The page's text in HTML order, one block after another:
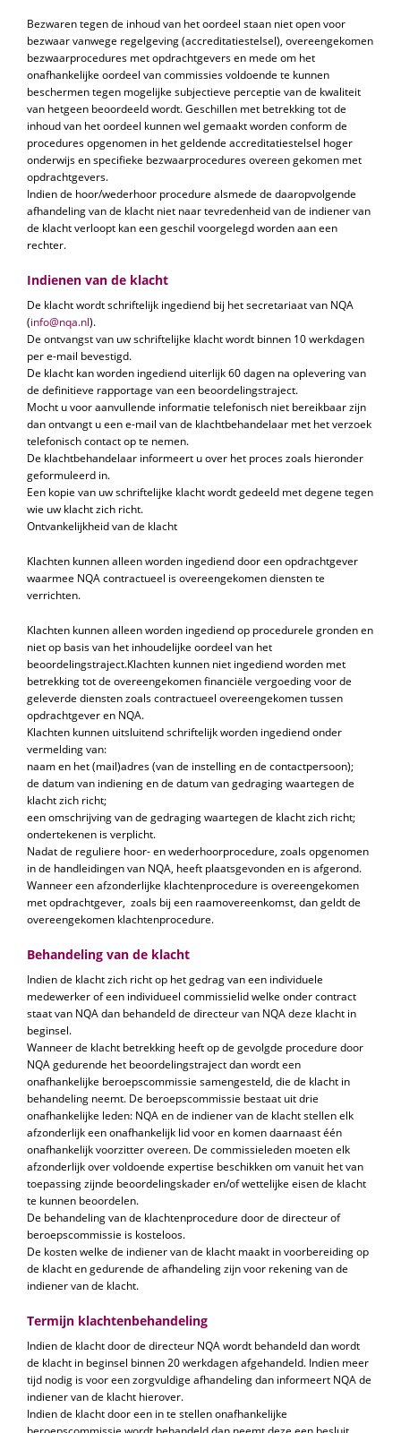
Bezwaren tegen de inhoud van het oordeel staan niet open voor
bezwaar vanwege regelgeving (accreditatiestelsel), overeengekomen
bezwaarprocedures met opdrachtgevers en mede om het
onafhankelijke oordeel van commissies voldoende te kunnen
beschermen tegen mogelijke subjectieve perceptie van de kwaliteit
van hetgeen beoordeeld wordt. Geschillen met betrekking tot de
inhoud van het oordeel kunnen wel gemaakt worden conform de
procedures opgenomen in het geldende accreditatiestelsel hoger
onderwijs en specifieke bezwaarprocedures overeen gekomen met
opdrachtgevers.
Indien de hoor/wederhoor procedure alsmede de daaropvolgende
afhandeling van de klacht niet naar tevredenheid van de indiener van
de klacht verloopt kan een geschil voorgelegd worden aan een
rechter.
Indienen van de klacht
De klacht wordt schriftelijk ingediend bij het secretariaat van NQA
(info@nqa.nl).
De ontvangst van uw schriftelijke klacht wordt binnen 10 werkdagen
per e-mail bevestigd.
De klacht kan worden ingediend uiterlijk 60 dagen na oplevering van
de definitieve rapportage van een beoordelingstraject.
Mocht u voor aanvullende informatie telefonisch niet bereikbaar zijn
dan ontvangt u een e-mail van de klachtbehandelaar met het verzoek
telefonisch contact op te nemen.
De klachtbehandelaar informeert u over het proces zoals hieronder
geformuleerd in.
Een kopie van uw schriftelijke klacht wordt gedeeld met degene tegen
wie uw klacht zich richt.
Ontvankelijkheid van de klacht
Klachten kunnen alleen worden ingediend door een opdrachtgever
waarmee NQA contractueel is overeengekomen diensten te
verrichten.
Klachten kunnen alleen worden ingediend op procedurele gronden en
niet op basis van het inhoudelijke oordeel van het
beoordelingstraject.Klachten kunnen niet ingediend worden met
betrekking tot de overeengekomen financiёle vergoeding voor de
geleverde diensten zoals contractueel overeengekomen tussen
opdrachtgever en NQA.
Klachten kunnen uitsluitend schriftelijk worden ingediend onder
vermelding van:
naam en het (mail)adres (van de instelling en de contactpersoon);
de datum van indiening en de datum van gedraging waartegen de
klacht zich richt;
een omschrijving van de gedraging waartegen de klacht zich richt;
ondertekenen is verplicht.
Nadat de reguliere hoor- en wederhoorprocedure, zoals opgenomen
in de handleidingen van NQA, heeft plaatsgevonden en is afgerond.
Wanneer een afzonderlijke klachtenprocedure is overeengekomen
met opdrachtgever, zoals bij een raamovereenkomst, dan geldt de
overeengekomen klachtenprocedure.
Behandeling van de klacht
Indien de klacht zich richt op het gedrag van een individuele
medewerker of een individueel commissielid welke onder contract
staat van NQA dan behandeld de directeur van NQA deze klacht in
beginsel.
Wanneer de klacht betrekking heeft op de gevolgde procedure door
NQA gedurende het beoordelingstraject dan wordt een
onafhankelijke beroepscommissie samengesteld, die de klacht in
behandeling neemt. De beroepscommissie bestaat uit drie
onafhankelijke leden: NQA en de indiener van de klacht stellen elk
afzonderlijk een onafhankelijk lid voor en komen daarnaast één
onafhankelijk voorzitter overeen. De commissieleden moeten elk
afzonderlijk over voldoende expertise beschikken om vanuit het van
toepassing zijnde beoordelingskader en/of wettelijke eisen de klacht
te kunnen beoordelen.
De behandeling van de klachtenprocedure door de directeur of
beroepscommissie is kosteloos.
De kosten welke de indiener van de klacht maakt in voorbereiding op
de klacht en gedurende de afhandeling zijn voor rekening van de
indiener van de klacht.
Termijn klachtenbehandeling
Indien de klacht door de directeur NQA wordt behandeld dan wordt
de klacht in beginsel binnen 20 werkdagen afgehandeld. Indien meer
tijd nodig is voor een zorgvuldige afhandeling dan informeert NQA de
indiener van de klacht hierover.
Indien de klacht door een in te stellen onafhankelijke